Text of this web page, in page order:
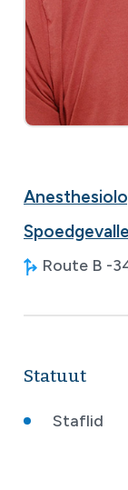
Route B -
Statuut
Staflid